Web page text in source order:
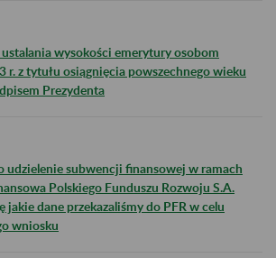
wysokości emerytury osobom
r. z tytułu osiągnięcia powszechnego wieku
Prezydenta
udzielenie subwencji finansowej w ramach
Polskiego Funduszu Rozwoju S.A.
jakie dane przekazaliśmy do PFR w celu
wniosku